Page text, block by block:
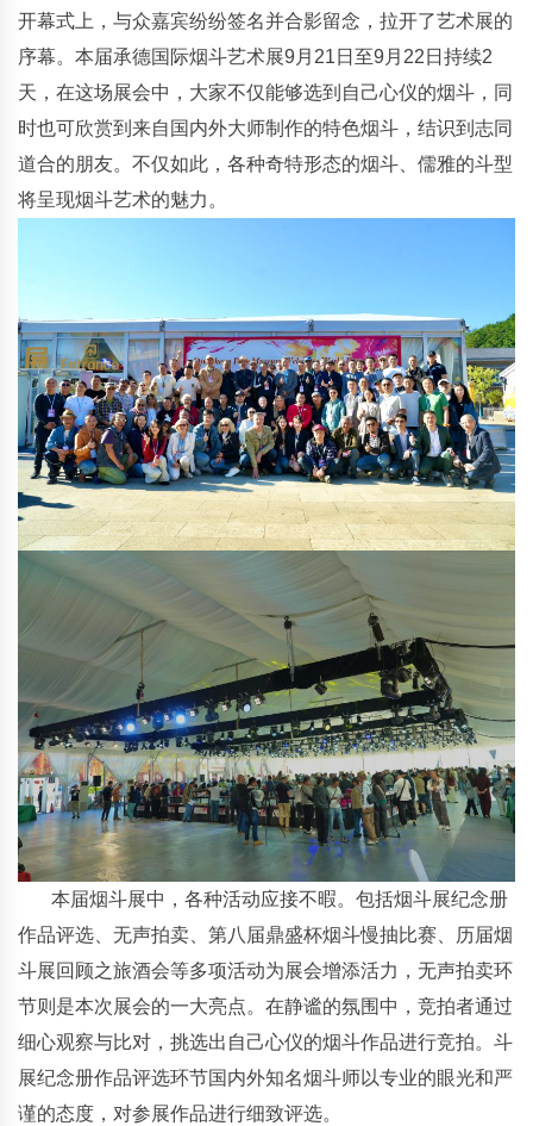
开幕式上，与众嘉宾纷纷签名并合影留念，拉开了艺术展的
序幕。本届承德国际烟斗艺术展9月21日至9月22日持续2
天，在这场展会中，大家不仅能够选到自己心仪的烟斗，同
时也可欣赏到来自国内外大师制作的特色烟斗，结识到志同
道合的朋友。不仅如此，各种奇特形态的烟斗、儒雅的斗型
将呈现烟斗艺术的魅力。
本届烟斗展中，各种活动应接不暇。包括烟斗展纪念册
作品评选、无声拍卖、第八届鼎盛杯烟斗慢抽比赛、历届烟
斗展回顾之旅酒会等多项活动为展会增添活力，无声拍卖环
节则是本次展会的一大亮点。在静谧的氛围中，竞拍者通过
细心观察与比对，挑选出自己心仪的烟斗作品进行竞拍。斗
展纪念册作品评选环节国内外知名烟斗师以专业的眼光和严
谨的态度，对参展作品进行细致评选。